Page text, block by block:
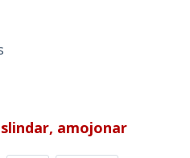
amojonar